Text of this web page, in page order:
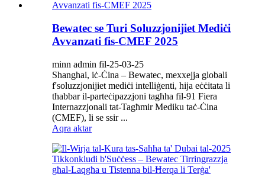
Bewatec se Turi Soluzzjonijiet Mediċi
Avvanzati fis-CMEF 2025
minn admin fil-25-03-25
Shanghai, iċ-Ċina – Bewatec, mexxejja globali
f'soluzzjonijiet mediċi intelliġenti, hija eċċitata li
tħabbar il-parteċipazzjoni tagħha fil-91 Fiera
Internazzjonali tat-Tagħmir Mediku taċ-Ċina
(CMEF), li se ssir ...
Aqra aktar